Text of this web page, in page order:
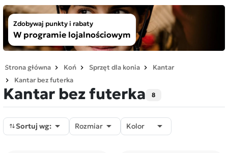
Zdobywaj punkty i rabaty
W programie lojalnościowym
Strona główna Koń Sprzęt dla konia
Kantar
Kantar bez futerka
Kantar bez futerka 8
Sortuj wg:  Rozmiar  Kolor 